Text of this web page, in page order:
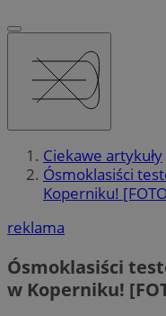
Ciekawe artykuły
Ósmoklasiści
Koperniku!
reklama
Ósmoklasiści
w Koperniku!